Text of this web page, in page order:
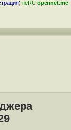
)неRUopennet.me